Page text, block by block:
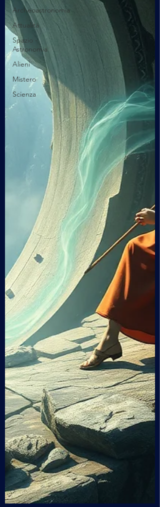
Archeoastronomia
Attualità
Spazio -
Astronomia
Alieni
Mistero
Scienza